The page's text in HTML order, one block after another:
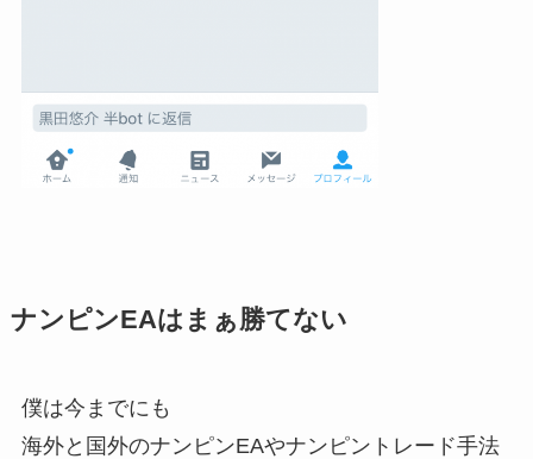
ナンピンEAはまぁ勝てない
僕は今までにも
海外と国外のナンピンEAやナンピントレード手法